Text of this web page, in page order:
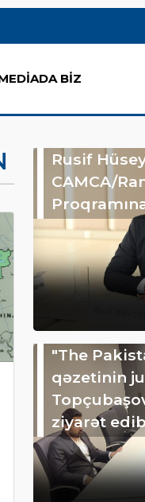
BİZ
Rusif
CAMCA/
"The
qəzetinin
ziyarət